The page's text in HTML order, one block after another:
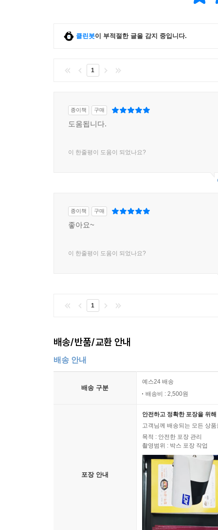
클린봇이 부적절한 글을 감지 중입니다.
1
종이책 구매
도움됩니다.
이 한줄평이 도움이 되었나요?
종이책 구매
좋아요~
이 한줄평이 도움이 되었나요?
1
배송/반품/교환 안내
배송 안내
배송 구분
예스24 배송
배송비 : 2,500원
포장 안내
안전하고 정확한 포장을 위
고객님께 배송되는 모든 상
목적 : 안전한 포장 관리
촬영범위 : 박스 포장 작업